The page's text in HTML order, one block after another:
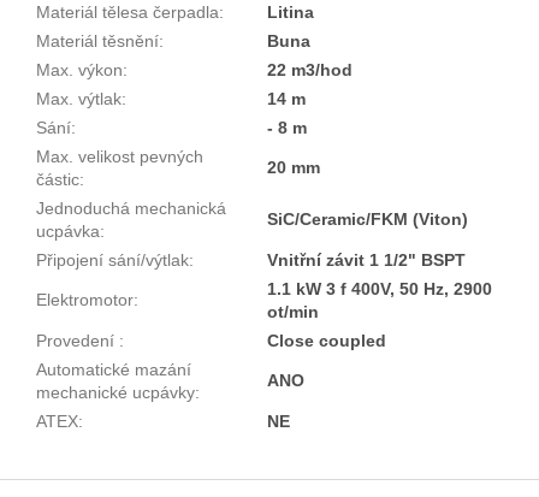
Materiál tělesa čerpadla:
Litina
Materiál těsnění:
Buna
Max. výkon:
22 m3/hod
Max. výtlak:
14 m
Sání:
- 8 m
Max. velikost pevných
částic:
20 mm
Jednoduchá mechanická
ucpávka:
SiC/Ceramic/FKM (Viton)
Připojení sání/výtlak: Vnitřní závit 1 1/2" BSPT
Elektromotor:
1.1 kW 3 f 400V, 50 Hz, 2900
ot/min
Provedení :
Close coupled
Automatické mazání
mechanické ucpávky:
ANO
ATEX: NE